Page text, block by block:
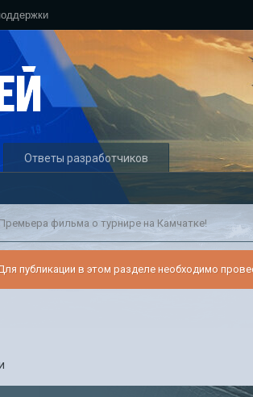
Ответы разработчиков
фильма о турнире на Камчатке!
публикации в этом разделе необходимо